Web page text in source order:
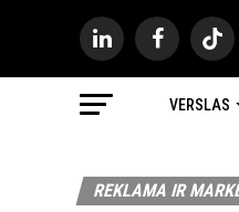
VERSLAS
REKLAMA IR